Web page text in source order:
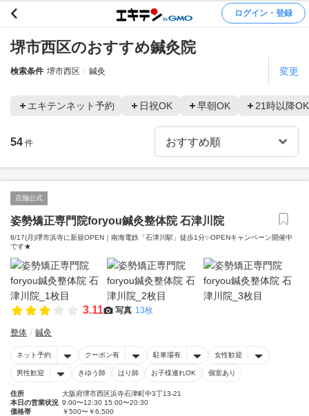
ログイン・登録
堺市西区のおすすめ鍼灸院
検索条件 堺市西区 鍼灸 変更
エキテンネット予約 日祝OK 早朝OK 21時以降OK
54 件
店舗公式
姿勢矯正専門院foryou鍼灸整体院 石津川院
8/17(月)堺市浜寺に新規OPEN｜南海電鉄「石津川駅」徒歩1分✨OPENキャンペーン開催中
です★
3.11 写真 13枚
整体 鍼灸
ネット予約 クーポン有 駐車場有 女性歓迎
男性歓迎 きゆう師 はり師 お子様連れOK 個室あり
住所
大阪府堺市西区浜寺石津町中3丁13-21
本日の営業状況 9:00〜12:30 15:00〜20:30
価格帯
￥500〜￥6,500